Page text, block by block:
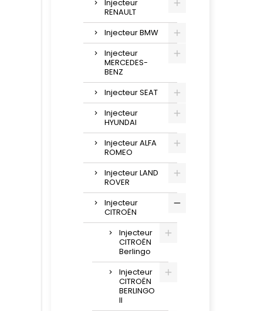
Injecteur
RENAULT
Injecteur BMW
Injecteur
MERCEDES-
BENZ
Injecteur SEAT
Injecteur
HYUNDAI
Injecteur ALFA
ROMEO
Injecteur LAND
ROVER
Injecteur
CITROËN
Injecteur
CITROËN
Berlingo
Injecteur
CITROËN
BERLINGO
II